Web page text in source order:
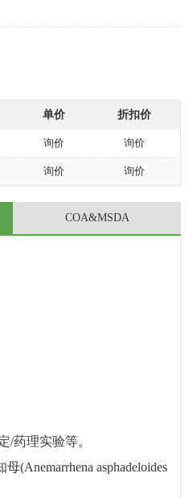
单价 折扣价
询价 询价
询价 询价
COA&MSDA
/药理实验等。
母(Anemarrhena asphadeloides